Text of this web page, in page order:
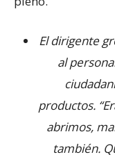
El dirigente
al
productos.
abrimos,
también.